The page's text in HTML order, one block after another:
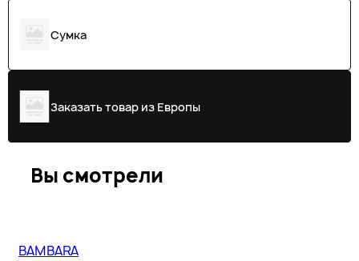
Сумка
Заказать товар из Европы
Вы смотрели
BAMBARA